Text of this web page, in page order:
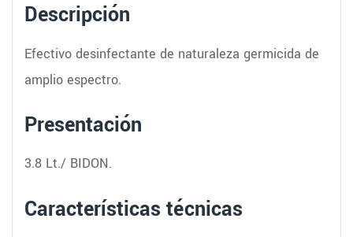
Descripción
Efectivo desinfectante de naturaleza germicida de
amplio espectro.
Presentación
3.8 Lt./ BIDON.
Características técnicas